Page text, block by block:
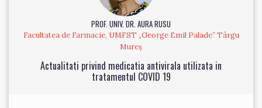
PROF. UNIV. DR. AURA RUSU
Facultatea de Farmacie, UMFST „George Emil Palade” Târgu
Mureș
Actualitati privind medicatia antivirala utilizata in
tratamentul COVID 19